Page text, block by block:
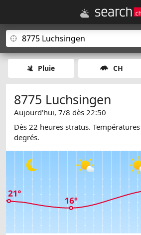
Pluie CH
8775 Luchsingen
Aujourd'hui, 7/8 dès 22:50
Dès 22 heures stratus.
degrés.